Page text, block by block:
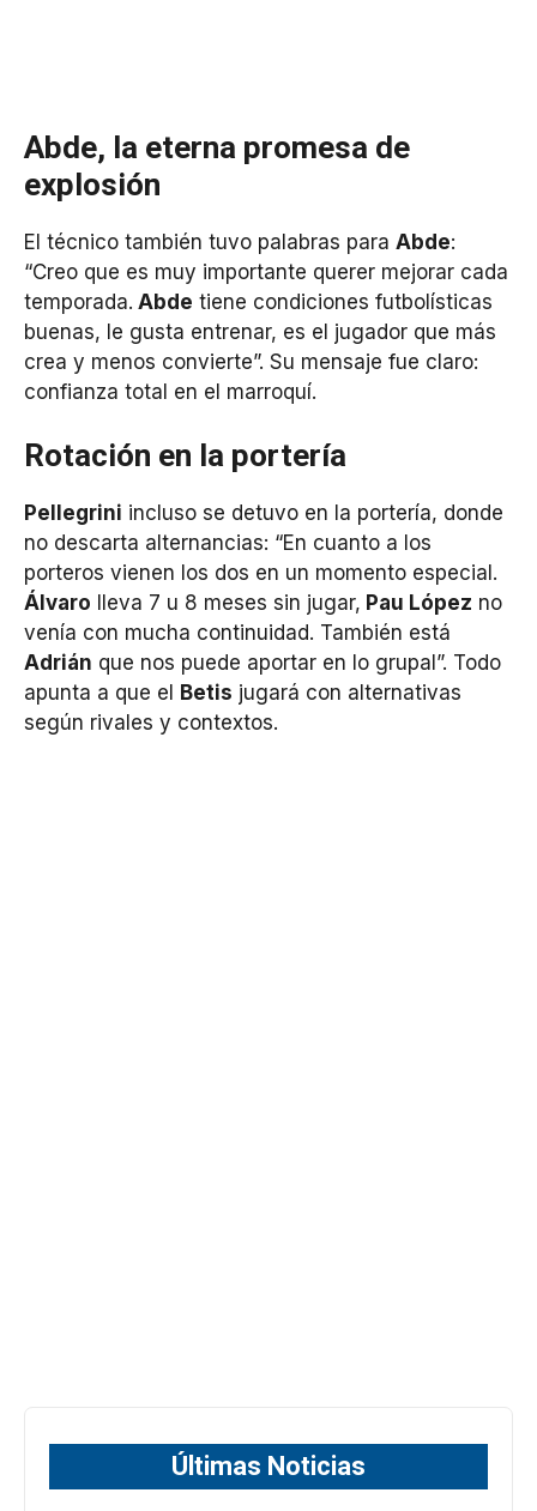
Abde, la eterna promesa de
explosión
El técnico también tuvo palabras para Abde:
“Creo que es muy importante querer mejorar cada
temporada. Abde tiene condiciones futbolísticas
buenas, le gusta entrenar, es el jugador que más
crea y menos convierte”. Su mensaje fue claro:
confianza total en el marroquí.
Rotación en la portería
Pellegrini incluso se detuvo en la portería, donde
no descarta alternancias: “En cuanto a los
porteros vienen los dos en un momento especial.
Álvaro lleva 7 u 8 meses sin jugar, Pau López no
venía con mucha continuidad. También está
Adrián que nos puede aportar en lo grupal”. Todo
apunta a que el
Betis jugará con alternativas
según rivales y contextos.
Últimas Noticias